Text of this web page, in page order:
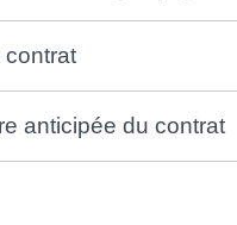
contrat
anticipée du contrat